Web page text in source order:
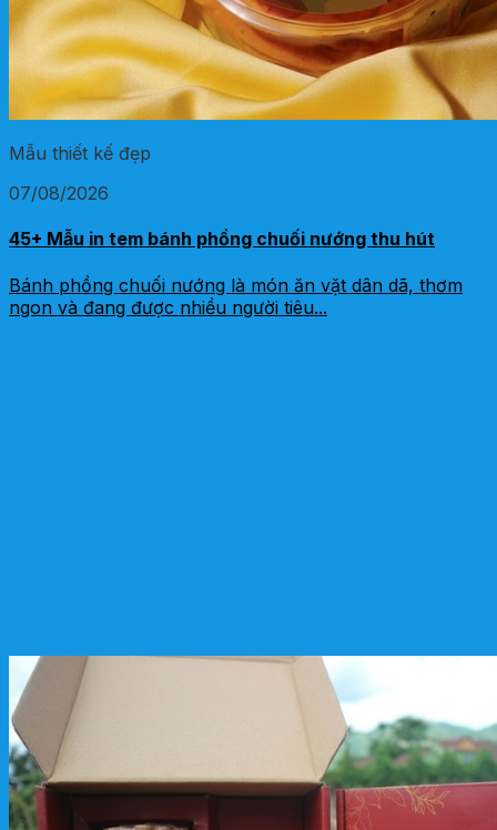
Mẫu thiết kế đẹp
07/08/2026
45+ Mẫu in tem bánh phồng chuối nướng thu hút
Bánh phồng chuối nướng là món ăn vặt dân dã, thơm
ngon và đang được nhiều người tiêu...